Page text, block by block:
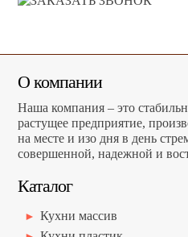
О компании
Наша компания – это
растущее предприятие,
на месте и изо дня в день
совершенной, надежной и
Каталог
Кухни массив